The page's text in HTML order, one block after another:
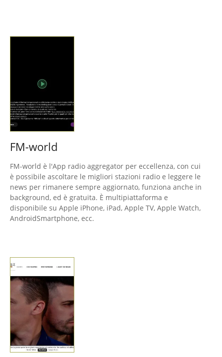
FM-world
FM-world è l'App radio aggregator per eccellenza, con cui
è possibile ascoltare le migliori stazioni radio e leggere le
news per rimanere sempre aggiornato, funziona anche in
background, ed è gratuita. È multipiattaforma e
disponibile su Apple iPhone, iPad, Apple TV, Apple Watch,
AndroidSmartphone, ecc.